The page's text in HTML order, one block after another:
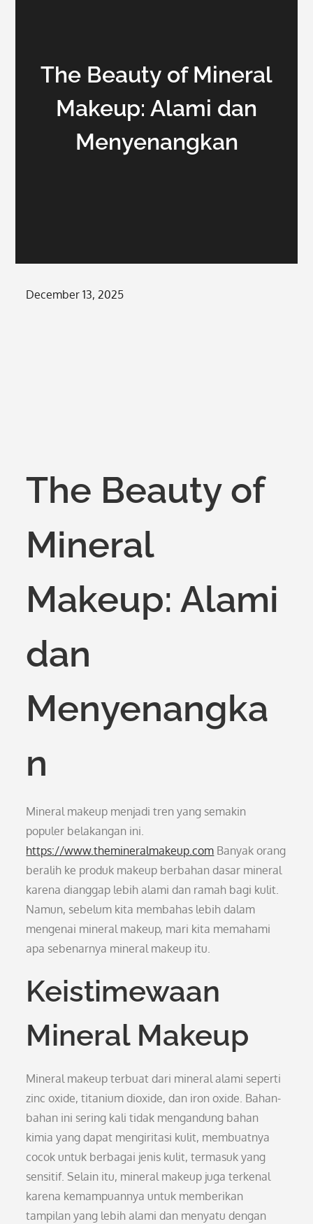
The Beauty of Mineral
Makeup: Alami dan
Menyenangkan
Posted
December 13, 2025
The Beauty of
Mineral
Makeup: Alami
dan
Menyenangka
n
Mineral makeup menjadi tren yang semakin
populer belakangan ini.
https://www.themineralmakeup.com Banyak orang
beralih ke produk makeup berbahan dasar mineral
karena dianggap lebih alami dan ramah bagi kulit.
Namun, sebelum kita membahas lebih dalam
mengenai mineral makeup, mari kita memahami
apa sebenarnya mineral makeup itu.
Keistimewaan
Mineral Makeup
Mineral makeup terbuat dari mineral alami seperti
zinc oxide, titanium dioxide, dan iron oxide. Bahan-
bahan ini sering kali tidak mengandung bahan
kimia yang dapat mengiritasi kulit, membuatnya
cocok untuk berbagai jenis kulit, termasuk yang
sensitif. Selain itu, mineral makeup juga terkenal
karena kemampuannya untuk memberikan
tampilan yang lebih alami dan menyatu dengan